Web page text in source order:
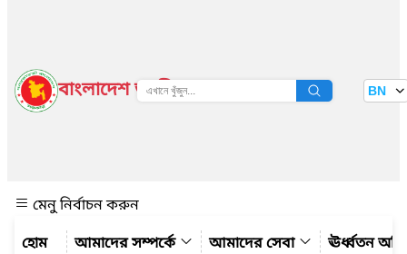
বাংলাদেশ জাতীয় তথ্য বাতায়ন BN
মেনু নির্বাচন করুন
আমাদের সম্পর্কে
আমাদের সেবা ঊর্ধ্বতন